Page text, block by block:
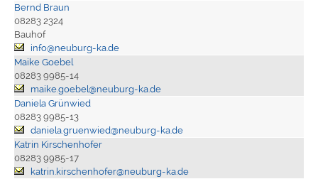
Bernd Braun
08283 2324
Bauhof
info@neuburg-ka.de
Maike Goebel
08283 9985-14
maike.goebel@neuburg-ka.de
Daniela Grünwied
08283 9985-13
daniela.gruenwied@neuburg-ka.de
Katrin Kirschenhofer
08283 9985-17
katrin.kirschenhofer@neuburg-ka.de